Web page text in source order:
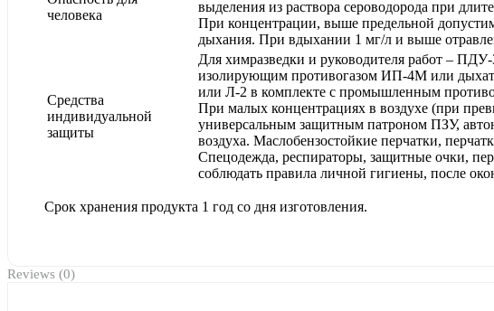
человека
выделения из раствора сероводорода при
При концентрации, выше предельной
дыхания. При вдыхании 1 мг/л и выше
Средства
индивидуальной
защиты
Для химразведки и руководителя работ –
изолирующим противогазом ИП-4М или
или Л-2 в комплекте с промышленным
При малых концентрациях в воздухе (при
универсальным защитным патроном ПЗУ,
воздуха. Маслобензостойкие перчатки,
Спецодежда, респираторы, защитные очки,
соблюдать правила личной гигиены, после
Срок хранения продукта 1 год со дня изготовления.
Reviews (0)